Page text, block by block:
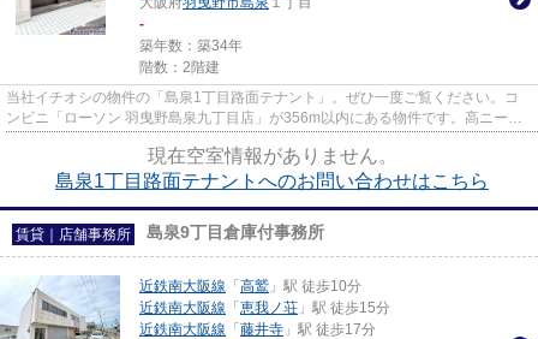
-
築年数：築34年
階数：2階建
当社イチオシの物件の「島泉1丁目路面テナント」。ぜひ一度ご覧ください。コ
ンビニ「ローソン 羽曳野島泉九丁目店」が356m以内にある物件です。高ニーズ
現在空室情報がありません。
島泉1丁目路面テナントへのお問い合わせはこちら
賃貸｜店舗事務所 島泉9丁目倉庫付事務所
近鉄南大阪線 「 高鷲 」駅 徒歩10分
近鉄南大阪線 「 恵我ノ荘 」駅 徒歩15分
近鉄南大阪線 「 藤井寺 」駅 徒歩17分